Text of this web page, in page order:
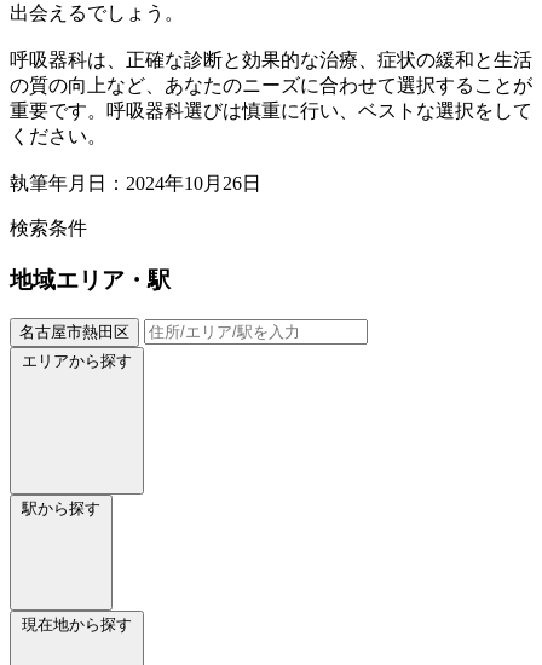
出会えるでしょう。
呼吸器科は、正確な診断と効果的な治療、症状の緩和と生活
の質の向上など、あなたのニーズに合わせて選択することが
重要です。呼吸器科選びは慎重に行い、ベストな選択をして
ください。
執筆年月日：2024年10月26日
検索条件
地域エリア・駅
名古屋市熱田区
エリアから探す
駅から探す
現在地から探す